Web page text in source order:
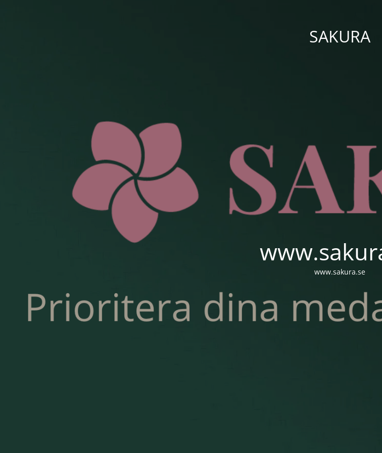
SAKURA
www.sakura.se